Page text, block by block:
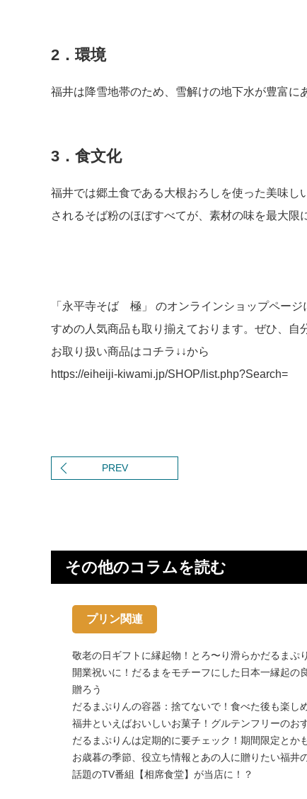
2．環境
福井は降雪地帯のため、雪解けの地下水が豊富に
3．食文化
福井では郷土食である大根おろしを使った美味
されるそば粉のほぼすべてが、素材の味を最大限
「永平寺そば 極」 のオンラインショップペー
すめの人気商品も取り揃えております。ぜひ、自
お取り扱い商品はコチラ↓↓から
https://eiheiji-kiwami.jp/SHOP/list.php?Search=
PREV
その他のコラムを読む
プリン関連
敬老の日ギフトに縁起物！とろ〜り滑らかだるまぷ
開業祝いに！だるまをモチーフにした日本一縁起の
贈ろう
だるまぷりんの容器：捨てないで！食べた後も楽し
福井といえばおいしいお菓子！グルテンフリーのお
だるまぷりんは定期的に要チェック！期間限定とか
お歳暮の季節、役立ち情報とあの人に贈りたい福井
話題のTV番組【相席食堂】が当店に！？